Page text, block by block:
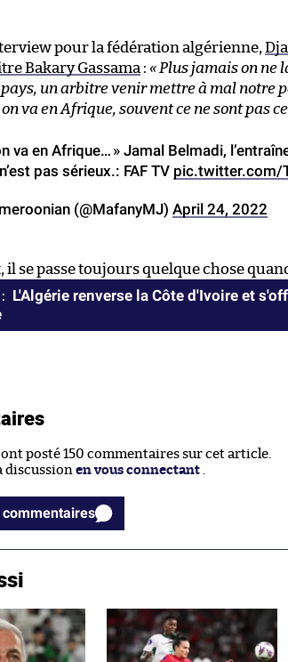
pour la fédération algérienne,
Bakary Gassama : « Plus jamais on ne
un arbitre venir mettre à mal notre
va en Afrique, souvent ce ne sont pas
va en Afrique… » Jamal Belmadi,
pas sérieux.: FAF TV pic.twitter.com/
(@MafanyMJ) April 24, 2022
il se passe toujours quelque chose
L'Algérie renverse la Côte d'Ivoire et
ont posté 150 commentaires sur cet article.
discussion en vous connectant .
Voir les 150 commentaires